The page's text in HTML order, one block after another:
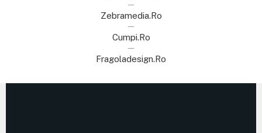
Zebramedia.ro
Cumpi.ro
Fragoladesign.ro